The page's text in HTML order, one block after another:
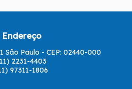
Endereço
São Paulo - CEP: 02440-000
2231-4403
97311-1806